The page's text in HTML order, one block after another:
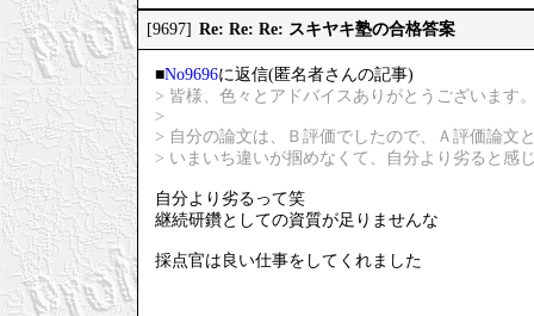
[9697] Re: Re: Re: スキヤキ塾の合格答案
■No9696に返信(匿名者さんの記事)
> 皆様、色々とアドバイスありがとうございます
>
> 自分の論文は、Ｂ評価でしたので、Ａ評価論文
> いまいち違いが掴めなくて、自分より劣ると感
自分より劣るって笑
継続研鑽としての資質が足りませんな
採点官は良い仕事をしてくれました